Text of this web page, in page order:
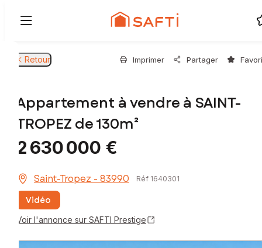
Retour Imprimer Partager
Appartement à vendre à SAINT-
TROPEZ de 130m²
2 630 000 €
Saint-Tropez - 83990 Réf 1640301
Vidéo
Voir l'annonce sur SAFTI Prestige